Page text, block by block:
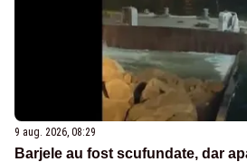
9 aug. 2026, 08:29
Barjele au fost scufundate, dar